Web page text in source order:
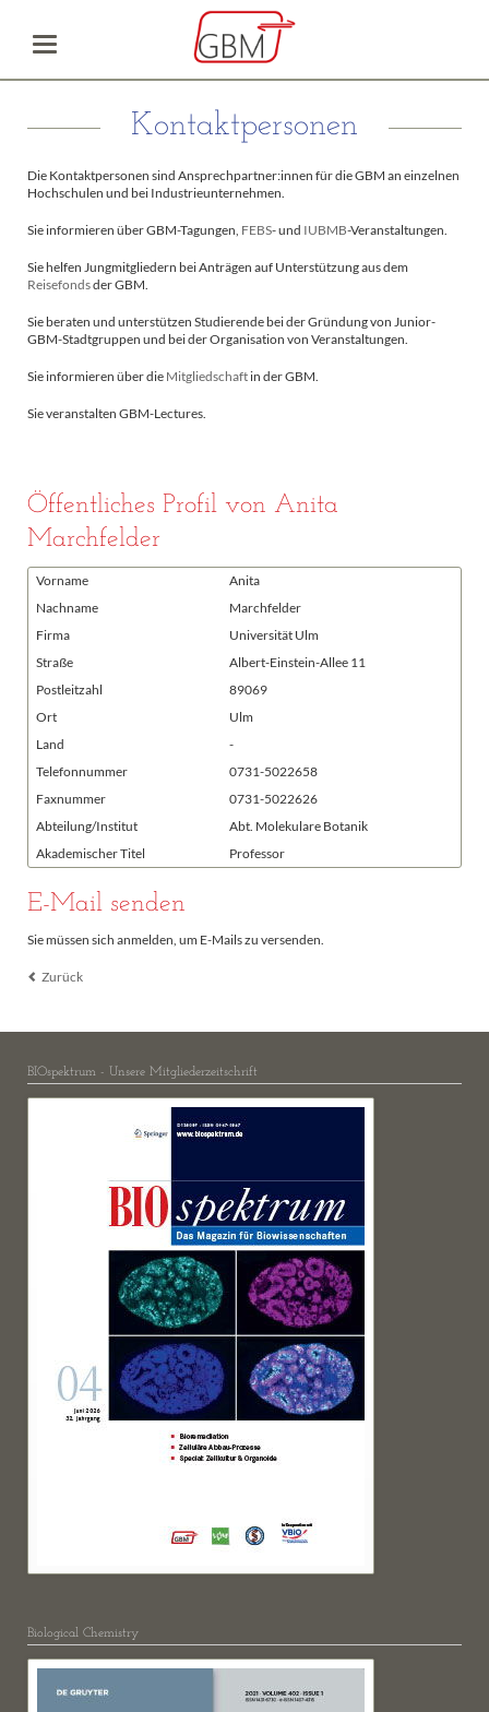
Kontaktpersonen
Die Kontaktpersonen sind Ansprechpartner:innen für die GBM an einzelnen
Hochschulen und bei Industrieunternehmen.
Sie informieren über GBM-Tagungen, FEBS- und IUBMB-Veranstaltungen.
Sie helfen Jungmitgliedern bei Anträgen auf Unterstützung aus dem
Reisefondsder GBM.
Sie beraten und unterstützen Studierende bei der Gründung von Junior-
GBM-Stadtgruppen und bei der Organisation von Veranstaltungen.
Sie informieren über die Mitgliedschaftin der GBM.
Sie veranstalten GBM-Lectures.
Öffentliches Profil von Anita
Marchfelder
Vorname
Anita
Nachname
Marchfelder
Firma
Universität Ulm
Straße
Albert-Einstein-Allee 11
Postleitzahl
89069
Ort
Ulm
Land
-
Telefonnummer
0731-5022658
Faxnummer
0731-5022626
Abteilung/Institut
Abt. Molekulare Botanik
Akademischer Titel
Professor
E-Mail senden
Sie müssen sich anmelden, um E-Mails zu versenden.
Zurück
BIOspektrum - Unsere Mitgliederzeitschrift
Biological Chemistry